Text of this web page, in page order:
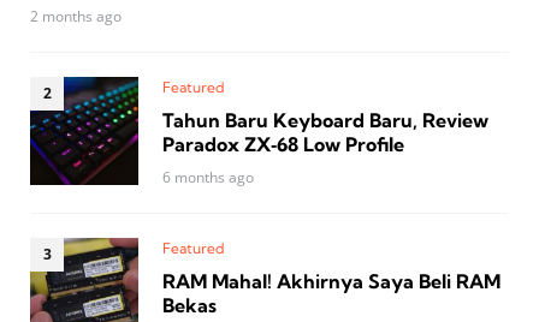
2 months ago
Featured
Tahun Baru Keyboard Baru, Review
Paradox ZX‑68 Low Profile
6 months ago
Featured
RAM Mahal! Akhirnya Saya Beli RAM
Bekas